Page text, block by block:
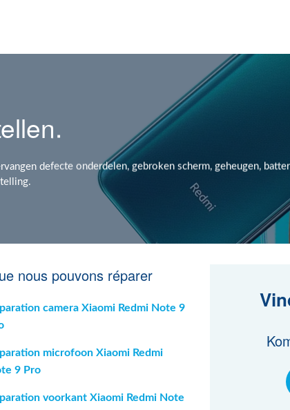
defecte onderdelen, gebroken scherm, geheugen,
nous pouvons réparer
camera Xiaomi Redmi Note 9
microfoon Xiaomi Redmi
9 Pro
voorkant Xiaomi Redmi Note